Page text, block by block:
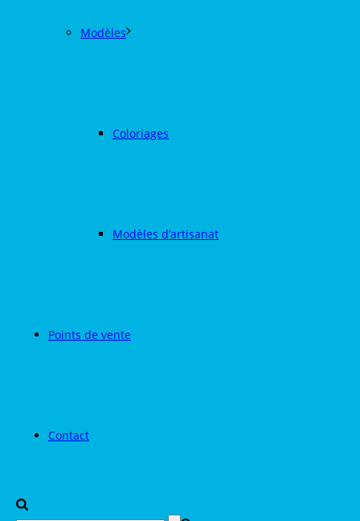
Modèles
Coloriages
Modèles d’artisanat
Points de vente
Contact